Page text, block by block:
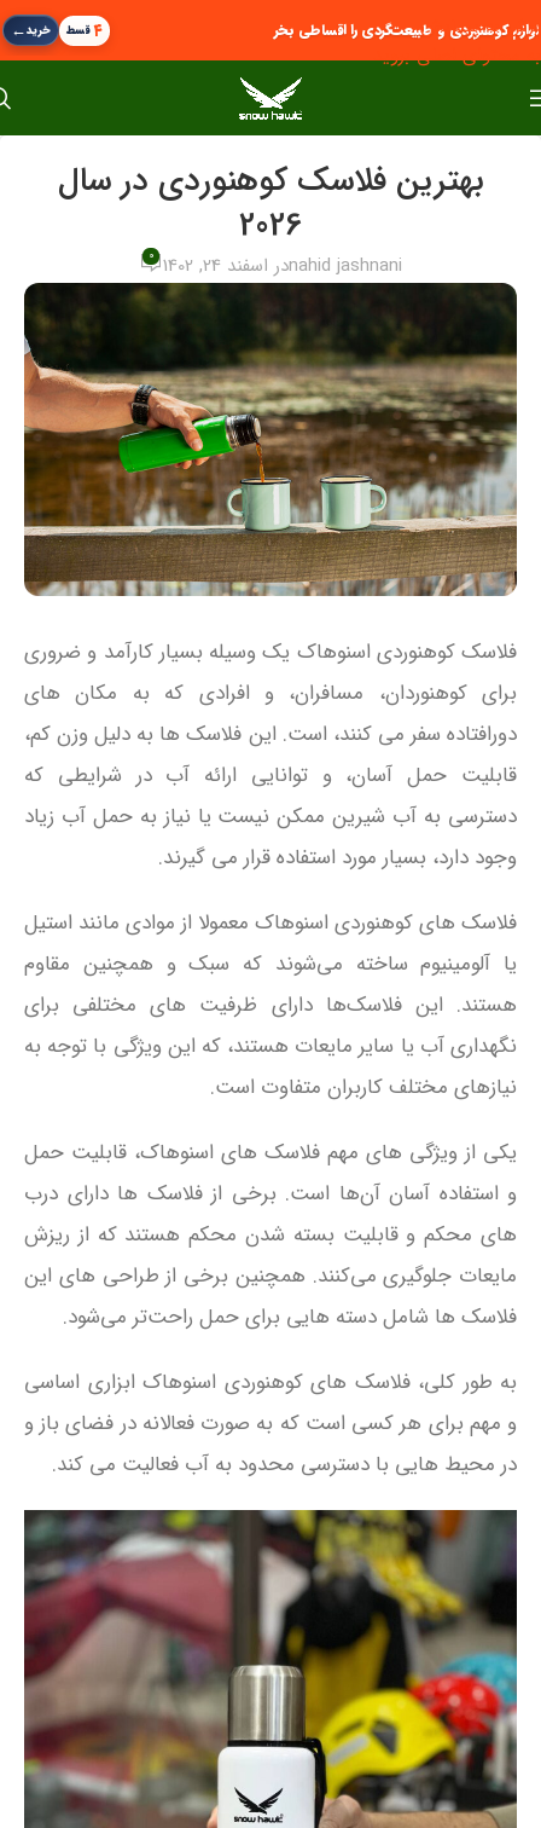
پرش به پیمایش
به محتوای اصلی بروید
لوازم کوهنوردی و طبیعت‌گردی را اقساطی بخر ۴قسط خرید←
بهترین فلاسک کوهنوردی در سال
2026
nahid jashnaniدر اسفند 24, 1402 0
فلاسک کوهنوردی اسنوهاک یک وسیله بسیار کارآمد و ضروری
برای کوهنوردان، مسافران، و افرادی که به مکان‌ های
دورافتاده سفر می‌ کنند، است. این فلاسک‌ ها به دلیل وزن کم،
قابلیت حمل آسان، و توانایی ارائه آب در شرایطی که
دسترسی به آب شیرین ممکن نیست یا نیاز به حمل آب زیاد
وجود دارد، بسیار مورد استفاده قرار می‌ گیرند.
فلاسک‌ های کوهنوردی اسنوهاک معمولا از موادی مانند استیل
یا آلومینیوم ساخته می‌شوند که سبک و همچنین مقاوم
هستند. این فلاسک‌ها دارای ظرفیت‌ های مختلفی برای
نگهداری آب یا سایر مایعات هستند، که این ویژگی با توجه به
نیازهای مختلف کاربران متفاوت است.
یکی از ویژگی‌ های مهم فلاسک‌ های اسنوهاک، قابلیت حمل
و استفاده آسان آن‌ها است. برخی از فلاسک‌ ها دارای درب‌
های محکم و قابلیت بسته شدن محکم هستند که از ریزش
مایعات جلوگیری می‌کنند. همچنین برخی از طراحی‌ های این
فلاسک‌ ها شامل دسته‌ هایی برای حمل راحت‌تر می‌شود.
به طور کلی، فلاسک‌ های کوهنوردی اسنوهاک ابزاری اساسی
و مهم برای هر کسی است که به صورت فعالانه در فضای باز و
در محیط‌ هایی با دسترسی محدود به آب فعالیت می‌ کند.